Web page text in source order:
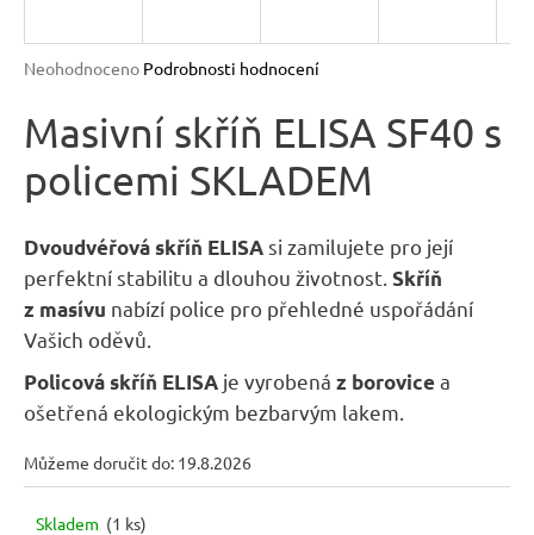
Průměrné
produktu
je
hvězdiček.
Neohodnoceno Podrobnosti hodnocení
Masivní skříň ELISA SF40 s
policemi SKLADEM
Dvoudvéřová skříň ELISA si zamilujete pro její
perfektní stabilitu a dlouhou životnost. Skříň
z masívu nabízí police pro přehledné uspořádání
Vašich oděvů.
Policová skříň ELISA je vyrobená z borovicea
ošetřená ekologickým bezbarvým lakem.
Můžeme doručit do: 19.8.2026
Skladem (1 ks)
a
í
t
?
HLEDAT
D
o
p
o